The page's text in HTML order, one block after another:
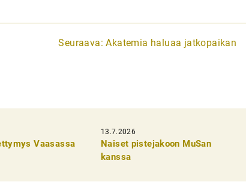
Seuraava: Akatemia haluaa jatkopaikan
Vaasassa
13.7.2026
Naiset pistejakoon MuSan
kanssa